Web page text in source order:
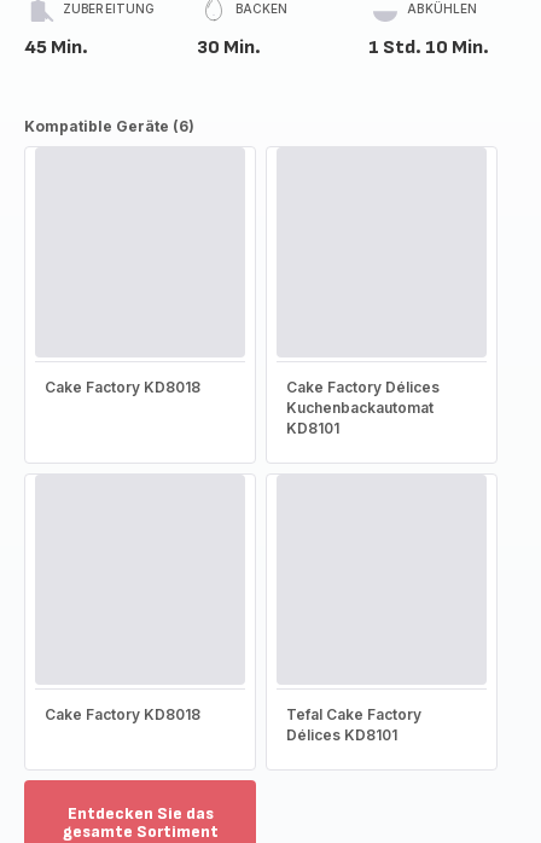
ZUBEREITUNG
45 Min.
BACKEN
30 Min.
ABKÜHLEN
1 Std. 10 Min.
Kompatible Geräte (6)
Cake Factory KD8018
Cake Factory Délices
Kuchenbackautomat
KD8101
Cake Factory KD8018
Tefal Cake Factory
Délices KD8101
Entdecken Sie das
gesamte Sortiment